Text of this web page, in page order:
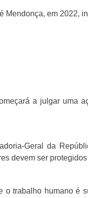
Mendonça, em 2022,
a julgar uma
Geral da
devem ser
o trabalho humano é